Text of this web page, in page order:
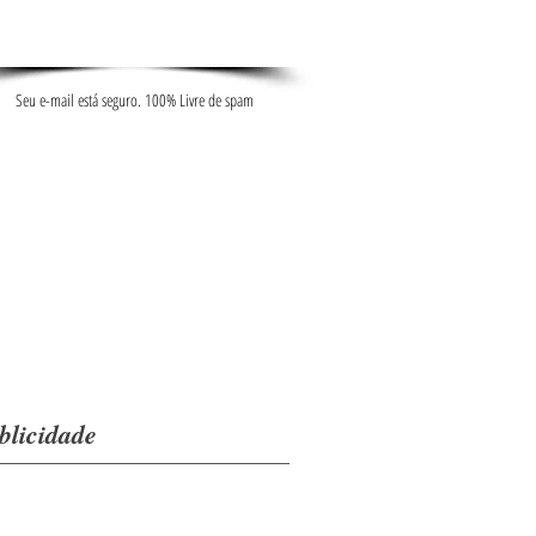
Seu e-mail está seguro. 100% Livre de spam